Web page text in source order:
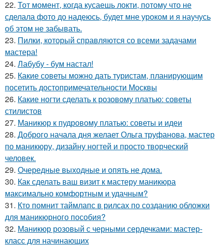
22. Тот момент, когда кусаешь локти, потому что не
сделала фото до надеюсь, будет мне уроком и я научусь
об этом не забывать.
23. Пилки, который справляются со всеми задачами
мастера!
24. Лабубу - бум настал!
25. Какие советы можно дать туристам, планирующим
посетить достопримечательности Москвы
26. Какие ногти сделать к розовому платью: советы
стилистов
27. Маникюр к пудровому платью: советы и идеи
28. Доброго начала дня желает Ольга труфанова, мастер
по маникюру, дизайну ногтей и просто творческий
человек.
29. Очередные выходные и опять не дома.
30. Как сделать ваш визит к мастеру маникюра
максимально комфортным и удачным?
31. Кто помнит таймлапс в рилсах по созданию обложки
для маникюрного пособия?
32. Маникюр розовый с черными сердечками: мастер-
класс для начинающих